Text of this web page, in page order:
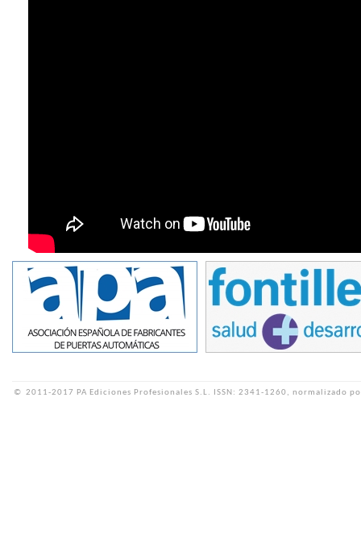
© 2011-2017 PA Ediciones Profesionales S.L. ISSN: 2341-1260, normalizado